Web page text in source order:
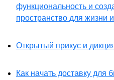
функциональность и
пространство для жизни
Открытый прикус и
Как начать доставку для